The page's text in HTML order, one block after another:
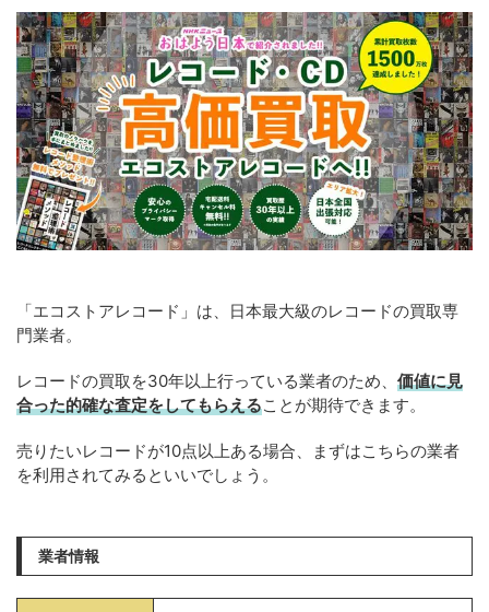
「エコストアレコード」は、日本最大級のレコードの買取専
門業者。
レコードの買取を30年以上行っている業者のため、 価値に見
合った的確な査定をしてもらえることが期待できます。
売りたいレコードが10点以上ある場合、まずはこちらの業者
を利用されてみるといいでしょう。
業者情報